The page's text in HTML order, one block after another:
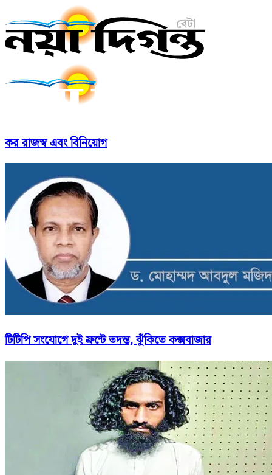
কর রাজস্ব এবং বিনিয়োগ
টিটিপি সংযোগে দুই ফ্রন্টে তদন্ত, ঝুঁকিতে কক্সবাজার